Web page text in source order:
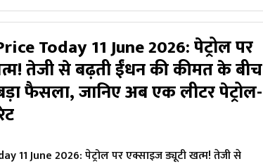
Today 11 June 2026: पेट्रोल पर
तेजी से बढ़ती ईंधन की कीमत के बीच
फैसला, जानिए अब एक लीटर पेट्रोल-
11 June 2026: पेट्रोल पर एक्साइज ड्यूटी खत्म! तेजी से